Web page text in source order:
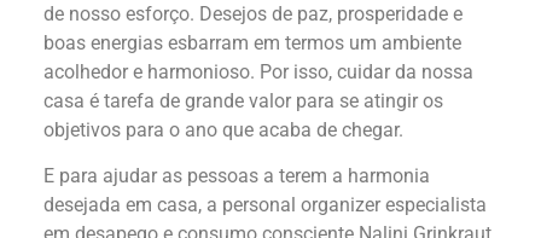
de nosso esforço. Desejos de paz, prosperidade e
boas energias esbarram em termos um ambiente
acolhedor e harmonioso. Por isso, cuidar da nossa
casa é tarefa de grande valor para se atingir os
objetivos para o ano que acaba de chegar.
E para ajudar as pessoas a terem a harmonia
desejada em casa, a personal organizer especialista